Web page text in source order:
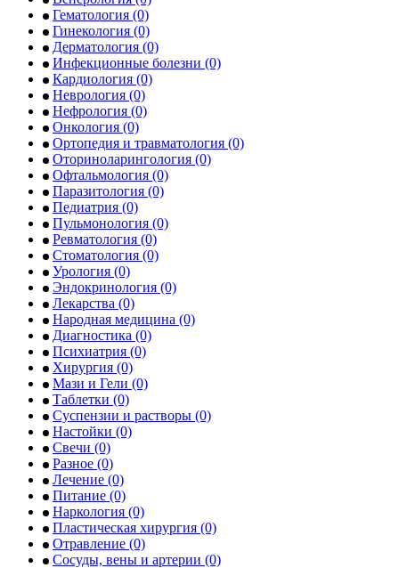
Гематология (0)
Гинекология (0)
Дерматология (0)
Инфекционные болезни (0)
Кардиология (0)
Неврология (0)
Нефрология (0)
Онкология (0)
Ортопедия и травматология (0)
Оториноларингология (0)
Офтальмология (0)
Паразитология (0)
Педиатрия (0)
Пульмонология (0)
Ревматология (0)
Стоматология (0)
Урология (0)
Эндокринология (0)
Лекарства (0)
Народная медицина (0)
Диагностика (0)
Психиатрия (0)
Хирургия (0)
Мази и Гели (0)
Таблетки (0)
Суспензии и растворы (0)
Настойки (0)
Свечи (0)
Разное (0)
Лечение (0)
Питание (0)
Наркология (0)
Пластическая хирургия (0)
Отравление (0)
Сосуды, вены и артерии (0)